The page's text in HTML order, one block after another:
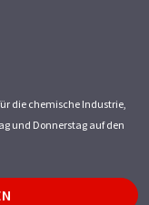
die chemische Industrie,
und Donnerstag auf den